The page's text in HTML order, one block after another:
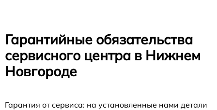
Гарантийные обязательства
сервисного центра в Нижнем
Новгороде
Гарантия от сервиса: на установленные нами детали